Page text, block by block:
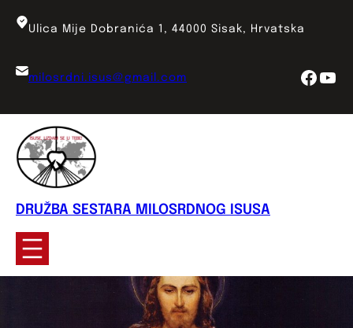
Ulica Mije Dobranića 1, 44000 Sisak, Hrvatska
milosrdni.isus@gmail.com
DRUŽBA SESTARA MILOSRDNOG ISUSA